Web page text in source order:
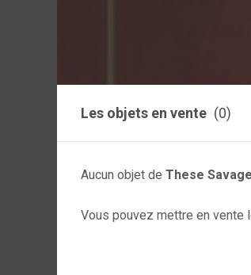
Les objets en vente (0)
Aucun objet de These
Vous pouvez mettre en vente